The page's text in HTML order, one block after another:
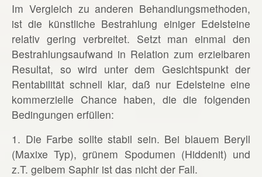
Im Vergleich zu anderen Behandlungsmethoden,
ist die künstliche Bestrahlung einiger Edelsteine
relativ gering verbreitet. Setzt man einmal den
Bestrahlungsaufwand in Relation zum erzielbaren
Resultat, so wird unter dem Gesichtspunkt der
Rentabilität schnell klar, daß nur Edelsteine eine
kommerzielle Chance haben, die die folgenden
Bedingungen erfüllen:
1. Die Farbe sollte stabil sein. Bei blauem Beryll
(Maxixe Typ), grünem Spodumen (Hiddenit) und
z.T. gelbem Saphir ist das nicht der Fall.